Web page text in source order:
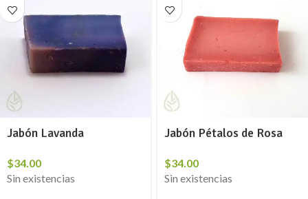
Jabón Lavanda
$34.00
Sin existencias
Jabón Pétalos de Rosa
$34.00
Sin existencias